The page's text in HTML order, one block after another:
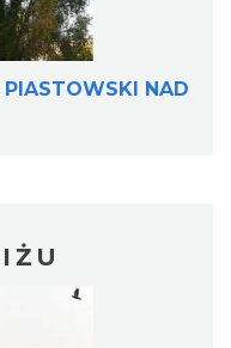
PIASTOWSKI NAD